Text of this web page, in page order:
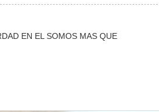
EN EL SOMOS MAS QUE